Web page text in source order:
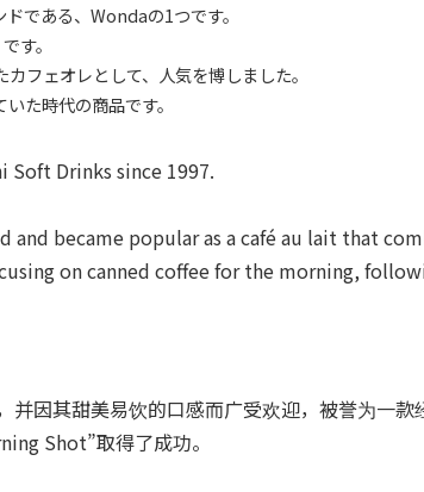
である、Wondaの1つです。
す。
フェオレとして、人気を博しました。
た時代の商品です。
Soft Drinks since 1997.
became popular as a café au lait that
on canned coffee for the morning,
因其甜美易饮的口感而广受欢迎，被誉为一款
Shot”取得了成功。